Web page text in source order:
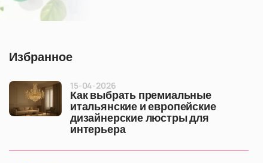
Избранное
Как выбрать премиальные
итальянские и европейские
дизайнерские люстры для
интерьера
15-04-2026